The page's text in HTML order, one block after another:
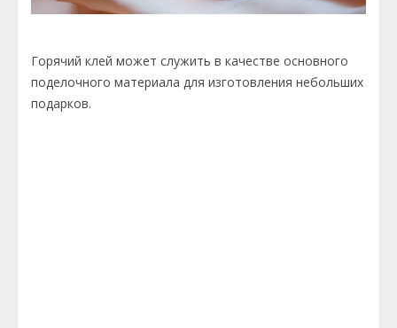
Горячий клей может служить в качестве основного
поделочного материала для изготовления небольших
подарков.